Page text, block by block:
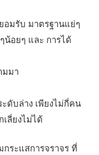
อมรับ มาตรฐานแย่ๆ
น้อยๆ และ การได้
มมา
ดับล่าง เพียงไม่กี่คน
ลี่ยงไม่ได้
ระแสการจราจร ที่